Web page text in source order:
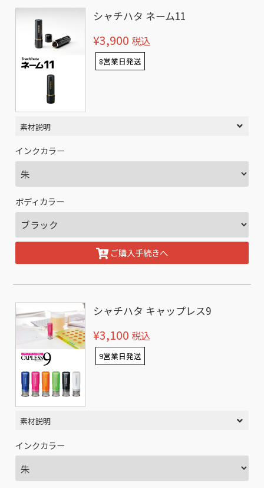
シャチハタ ネーム11
¥3,900 税込
8営業日発送
素材説明
インクカラー
ボディカラー
ご購入手続きへ
シャチハタ キャップレス9
¥3,100 税込
9営業日発送
素材説明
インクカラー